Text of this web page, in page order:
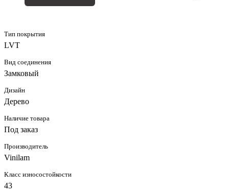
Тип покрытия
LVT
Вид соединения
Замковый
Дизайн
Дерево
Наличие товара
Под заказ
Производитель
Vinilam
Класс износостойкости
43